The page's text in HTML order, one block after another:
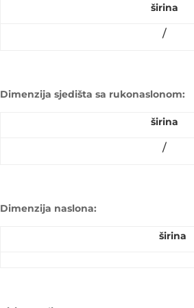
širina
/
Dimenzija sjedišta sa rukonaslonom:
širina
/
Dimenzija naslona:
širina